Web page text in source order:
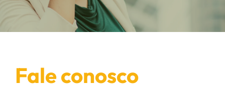
Fale conosco